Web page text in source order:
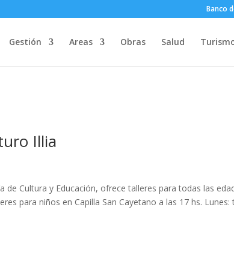
Banco
Gestión Areas Obras Salud
Illia
de Cultura y Educación, ofrece talleres para todas las
para niños en Capilla San Cayetano a las 17 hs. Lunes: